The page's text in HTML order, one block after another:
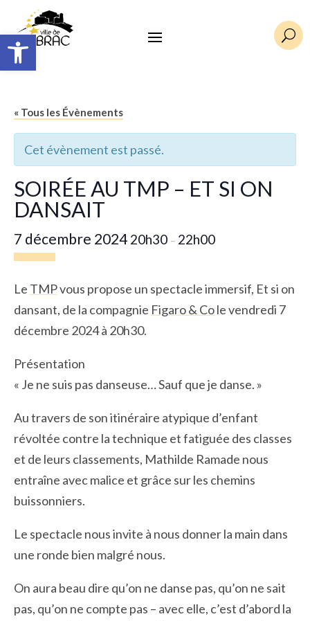
Ouvrir la barre d’outils U
« Tous les Évènements
Cet évènement est passé.
SOIRÉE AU TMP – ET SI ON
DANSAIT
7 décembre 2024 20h30 – 22h00
Le TMPvous propose un spectacle immersif, Et si on
dansant, de la compagnie Figaro & Cole vendredi 7
décembre 2024 à 20h30.
Présentation
« Je ne suis pas danseuse… Sauf que je danse. »
Au travers de son itinéraire atypique d’enfant
révoltée contre la technique et fatiguée des classes
et de leurs classements, Mathilde Ramade nous
entraîne avec malice et grâce sur les chemins
buissonniers.
Le spectacle nous invite à nous donner la main dans
une ronde bien malgré nous.
On aura beau dire qu’on ne danse pas, qu’on ne sait
pas, qu’on ne compte pas – avec elle, c’est d’abord la